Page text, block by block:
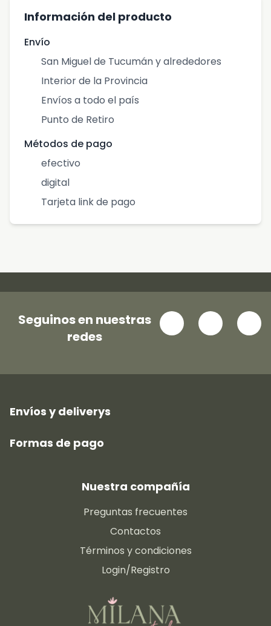
Información del producto
Envío
San Miguel de Tucumán y alrededores
Interior de la Provincia
Envíos a todo el país
Punto de Retiro
Métodos de pago
efectivo
digital
Tarjeta link de pago
Seguinos en nuestras
redes
Envíos y deliverys
Formas de pago
Nuestra compañía
Preguntas frecuentes
Contactos
Términos y condiciones
Login/Registro